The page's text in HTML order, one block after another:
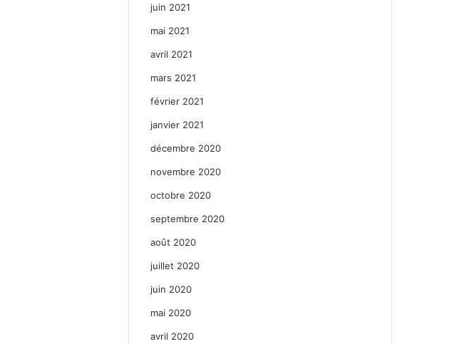
juin 2021
mai 2021
avril 2021
mars 2021
février 2021
janvier 2021
décembre 2020
novembre 2020
octobre 2020
septembre 2020
août 2020
juillet 2020
juin 2020
mai 2020
avril 2020